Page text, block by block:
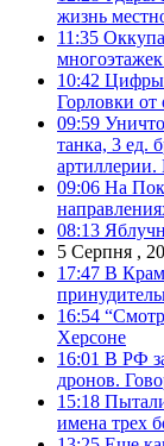
жизнь
11:35
10:42 Цифры
Горловки от
09:59
танка, 3 ед.
09:06 На
08:13
5 Серпня ,
17:47 В
16:54
Херсоне
16:01 В РФ
дронов.
15:18
имена трех